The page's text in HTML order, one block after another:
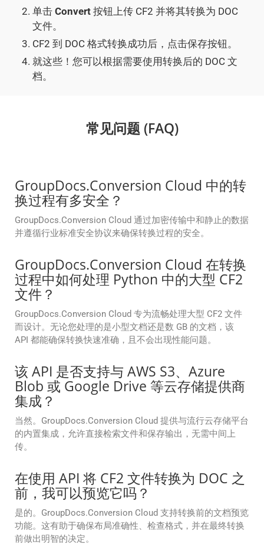
单击 Convert 按钮上传 CF2 并将其转换为 DOC
文件。
CF2 到 DOC 格式转换成功后，点击保存按钮。
就这些！您可以根据需要使用转换后的 DOC 文
档。
常见问题 (FAQ)
GroupDocs.Conversion Cloud 中的转
换过程有多安全？
GroupDocs.Conversion Cloud 通过加密传输中和静止的数据
并遵循行业标准安全协议来确保转换过程的安全。
GroupDocs.Conversion Cloud 在转换
过程中如何处理 Python 中的大型 CF2
文件？
GroupDocs.Conversion Cloud 专为流畅处理大型 CF2 文件
而设计。无论您处理的是小型文档还是数 GB 的文档，该
API 都能确保转换快速准确，且不会出现性能问题。
该 API 是否支持与 AWS S3、Azure
Blob 或 Google Drive 等云存储提供商
集成？
当然。GroupDocs.Conversion Cloud 提供与流行云存储平台
的内置集成，允许直接检索文件和保存输出，无需中间上
传。
在使用 API 将 CF2 文件转换为 DOC 之
前，我可以预览它吗？
是的。GroupDocs.Conversion Cloud 支持转换前的文档预览
功能。这有助于确保布局准确性、检查格式，并在最终转换
前做出明智的决定。